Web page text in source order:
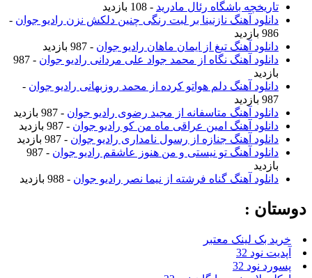
تاریخچه باشگاه رئال مادرید - 108 بازدید
دانلود آهنگ نازنینا بر لبت رنگی چنین دلکش نزن رادیو جوان -
986 بازدید
دانلود آهنگ تیغ از ایمان ماهان رادیو جوان - 987 بازدید
دانلود آهنگ نگاه از محمد جواد علی مردانی رادیو جوان
- 987
بازدید
دانلود آهنگ دلم هواتو کرده از محمد روزبهانی رادیو جوان -
987 بازدید
دانلود آهنگ متاسفانه از مجید رضوی رادیو جوان - 987 بازدید
دانلود آهنگ امین عراقی ماه من کو رادیو جوان - 987 بازدید
دانلود آهنگ جنازه از رسول نامداری رادیو جوان - 987 بازدید
دانلود آهنگ تو نیستی و من هنوز عاشقم رادیو جوان
- 987
بازدید
دانلود آهنگ گناه فرشته از نیما نصر رادیو جوان - 988 بازدید
دوستان :
خرید بک لینک معتبر
آپدیت نود 32
پسورد نود 32